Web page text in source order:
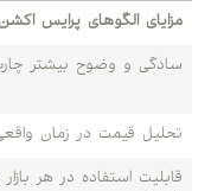
مزایای الگوهای پرایس اکشن
سادگی و وضوح بیشتر
تحلیل قیمت در زمان
قابلیت استفاده در هر بازار